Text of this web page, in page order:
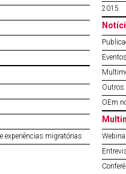
experiências migratórias
2015
Eventos
Outros
OEm